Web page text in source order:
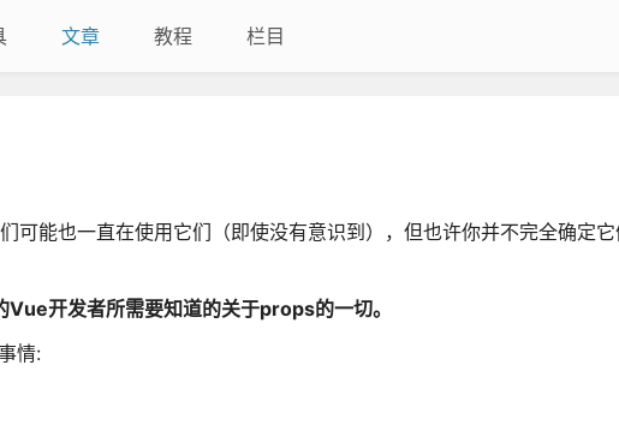
文章 教程 栏目
可能也一直在使用它们（即使没有意识到），但也许你并不完全确定
开发者所需要知道的关于props的一切。
情: